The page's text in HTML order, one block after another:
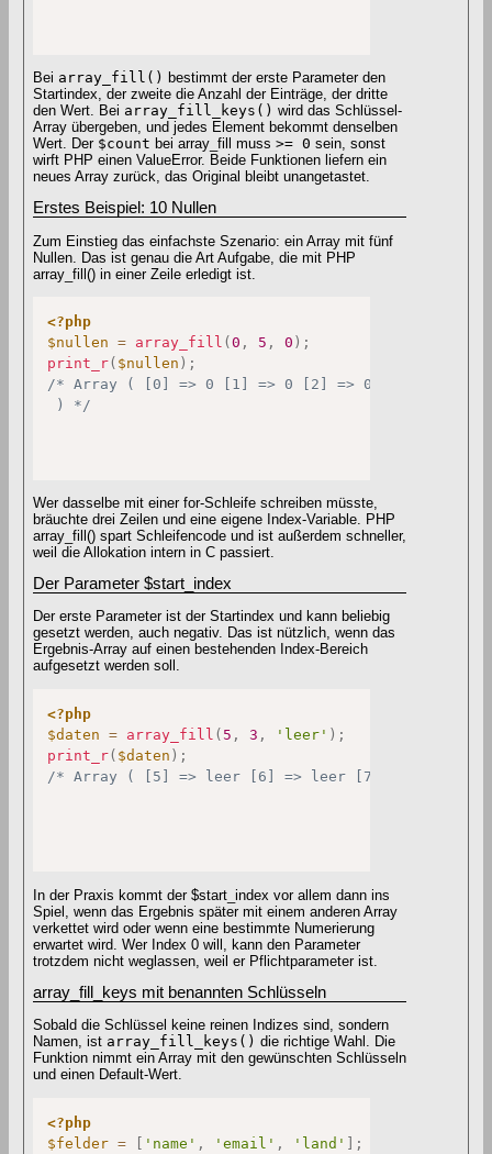
Bei array_fill() bestimmt der erste Parameter den
Startindex, der zweite die Anzahl der Einträge, der dritte
den Wert. Bei array_fill_keys() wird das Schlüssel-
Array übergeben, und jedes Element bekommt denselben
Wert. Der $count bei array_fill muss >= 0 sein, sonst
wirft PHP einen ValueError. Beide Funktionen liefern ein
neues Array zurück, das Original bleibt unangetastet.
Erstes Beispiel: 10 Nullen
Zum Einstieg das einfachste Szenario: ein Array mit fünf
Nullen. Das ist genau die Art Aufgabe, die mit PHP
array_fill() in einer Zeile erledigt ist.
<?php
$nullen
= array_fill (0 , 5 , 0 ) ;
print_r( $nullen ) ;
/* Array ( [0] => 0 [1] => 0 [2] => 0 [3] => 0 [4]
) */
Wer dasselbe mit einer for-Schleife schreiben müsste,
bräuchte drei Zeilen und eine eigene Index-Variable. PHP
array_fill() spart Schleifencode und ist außerdem schneller,
weil die Allokation intern in C passiert.
Der Parameter $start_index
Der erste Parameter ist der Startindex und kann beliebig
gesetzt werden, auch negativ. Das ist nützlich, wenn das
Ergebnis-Array auf einen bestehenden Index-Bereich
aufgesetzt werden soll.
<?php
$daten
= array_fill ( 5 , 3 , 'leer' ) ;
print_r( $daten ) ;
/* Array ( [5] => leer [6] => leer [7] => leer )
In der Praxis kommt der $start_index vor allem dann ins
Spiel, wenn das Ergebnis später mit einem anderen Array
verkettet wird oder wenn eine bestimmte Numerierung
erwartet wird. Wer Index 0 will, kann den Parameter
trotzdem nicht weglassen, weil er Pflichtparameter ist.
array_fill_keys mit benannten Schlüsseln
Sobald die Schlüssel keine reinen Indizes sind, sondern
Namen, ist array_fill_keys() die richtige Wahl. Die
Funktion nimmt ein Array mit den gewünschten Schlüsseln
und einen Default-Wert.
<?php
$felder = 'name' , 'email' , 'land' ;